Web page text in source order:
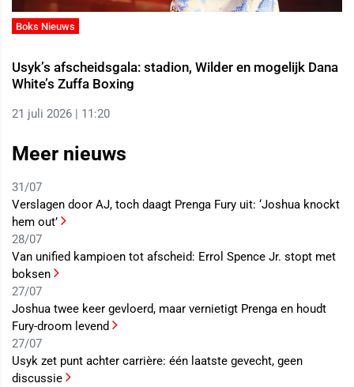
Boks Nieuws
Usyk’s afscheidsgala: stadion, Wilder en mogelijk Dana
White’s Zuffa Boxing
21 juli 2026 | 11:20
Meer nieuws
31/07
Verslagen door AJ, toch daagt Prenga Fury uit: ‘Joshua knockt
hem out’
28/07
Van unified kampioen tot afscheid: Errol Spence Jr. stopt met
boksen
27/07
Joshua twee keer gevloerd, maar vernietigt Prenga en houdt
Fury-droom levend
27/07
Usyk zet punt achter carrière: één laatste gevecht, geen
discussie